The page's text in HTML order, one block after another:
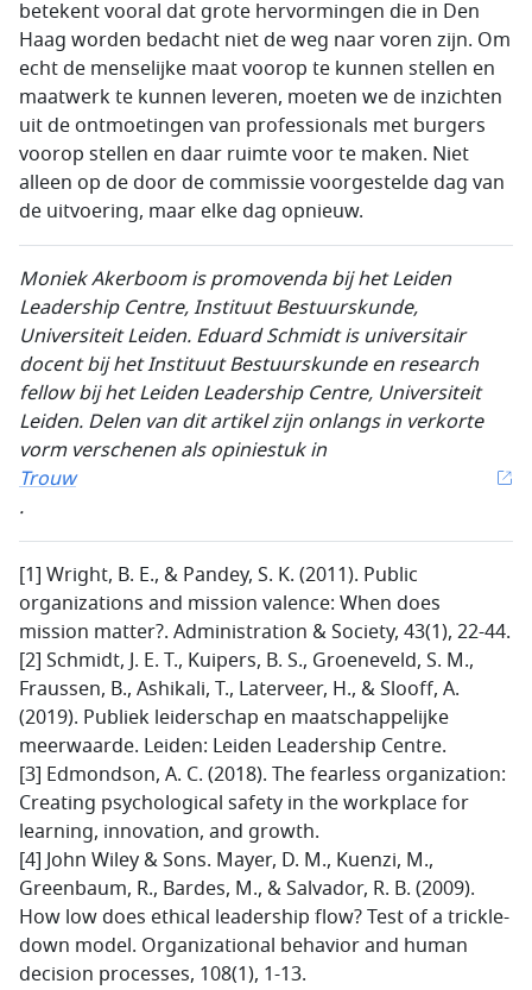
betekent vooral dat grote hervormingen die in Den
Haag worden bedacht niet de weg naar voren zijn. Om
echt de menselijke maat voorop te kunnen stellen en
maatwerk te kunnen leveren, moeten we de inzichten
uit de ontmoetingen van professionals met burgers
voorop stellen en daar ruimte voor te maken. Niet
alleen op de door de commissie voorgestelde dag van
de uitvoering, maar elke dag opnieuw.
Moniek Akerboom is promovenda bij het Leiden
Leadership Centre, Instituut Bestuurskunde,
Universiteit Leiden. Eduard Schmidt is universitair
docent bij het Instituut Bestuurskunde en research
fellow bij het Leiden Leadership Centre, Universiteit
Leiden. Delen van dit artikel zijn onlangs in verkorte
vorm verschenen als opiniestuk in
Trouw
.
[1] Wright, B. E., & Pandey, S. K. (2011). Public
organizations and mission valence: When does
mission matter?. Administration & Society, 43(1), 22-44.
[2] Schmidt, J. E. T., Kuipers, B. S., Groeneveld, S. M.,
Fraussen, B., Ashikali, T., Laterveer, H., & Slooff, A.
(2019). Publiek leiderschap en maatschappelijke
meerwaarde. Leiden: Leiden Leadership Centre.
[3] Edmondson, A. C. (2018). The fearless organization:
Creating psychological safety in the workplace for
learning, innovation, and growth.
[4] John Wiley & Sons. Mayer, D. M., Kuenzi, M.,
Greenbaum, R., Bardes, M., & Salvador, R. B. (2009).
How low does ethical leadership flow? Test of a trickle-
down model. Organizational behavior and human
decision processes, 108(1), 1-13.